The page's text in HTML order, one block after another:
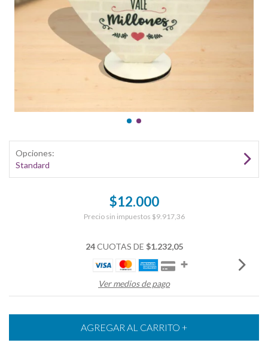
Opciones:
Standard
$12.000
Precio sin impuestos $9.917,36
24CUOTAS DE $1.232,05
Ver medios de pago